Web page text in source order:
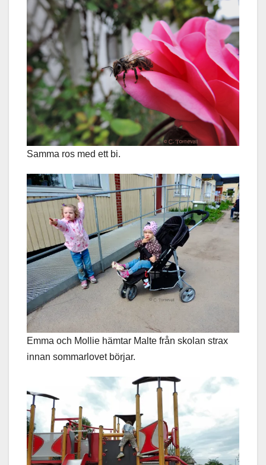
Samma ros med ett bi.
Emma och Mollie hämtar Malte från skolan strax
innan sommarlovet börjar.